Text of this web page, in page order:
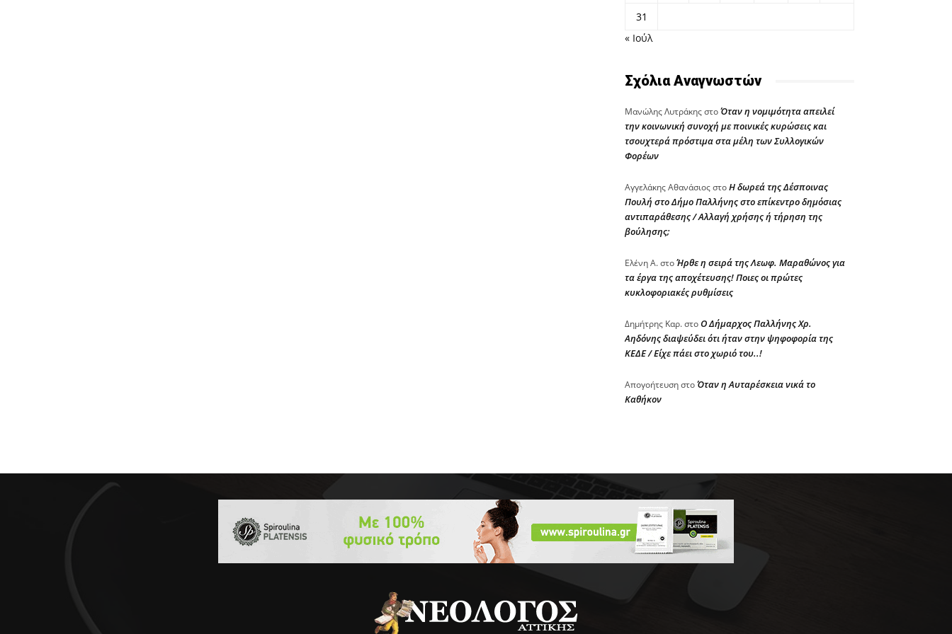
31
« Ιούλ
Σχόλια Αναγνωστών
Μανώλης ΛυτράκηςστοΌταν η νομιμότητα απειλεί
την κοινωνική συνοχή με ποινικές κυρώσεις και
τσουχτερά πρόστιμα στα μέλη των Συλλογικών
Φορέων
Αγγελάκης ΑθανάσιοςστοΗ δωρεά της Δέσποινας
Πουλή στο Δήμο Παλλήνης στο επίκεντρο δημόσιας
αντιπαράθεσης / Αλλαγή χρήσης ή τήρηση της
βούλησης;
Ελένη Α.στοΉρθε η σειρά της Λεωφ. Μαραθώνος για
τα έργα της αποχέτευσης! Ποιες οι πρώτες
κυκλοφοριακές ρυθμίσεις
Δημήτρης Καρ.στοΟ Δήμαρχος Παλλήνης Χρ.
Αηδόνης διαψεύδει ότι ήταν στην ψηφοφορία της
ΚΕΔΕ / Είχε πάει στο χωριό του..!
ΑπογοήτευσηστοΌταν η Αυταρέσκεια νικά το
Καθήκον